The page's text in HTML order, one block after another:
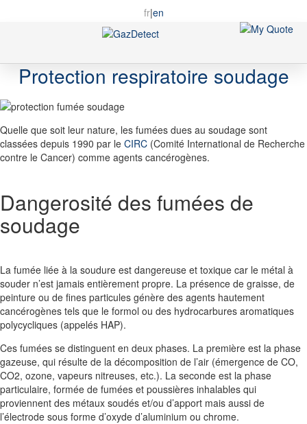
fr|en
Nav
Protection respiratoire soudage
Quelle que soit leur nature, les fumées dues au soudage sont
classées depuis 1990 par le CIRC (Comité International de Recherche
contre le Cancer) comme agents cancérogènes.
Dangerosité des fumées de
soudage
La fumée liée à la soudure est dangereuse et toxique car le métal à
souder n’est jamais entièrement propre. La présence de graisse, de
peinture ou de fines particules génère des agents hautement
cancérogènes tels que le formol ou des hydrocarbures aromatiques
polycycliques (appelés HAP).
Ces fumées se distinguent en deux phases. La première est la phase
gazeuse, qui résulte de la décomposition de l’air (émergence de CO,
CO2, ozone, vapeurs nitreuses, etc.). La seconde est la phase
particulaire, formée de fumées et poussières inhalables qui
proviennent des métaux soudés et/ou d’apport mais aussi de
l’électrode sous forme d’oxyde d’aluminium ou chrome.